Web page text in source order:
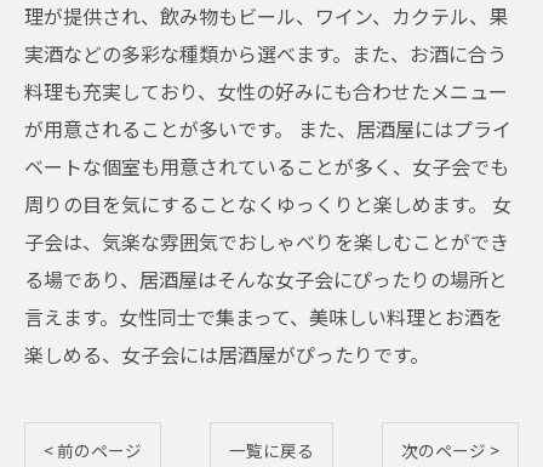
理が提供され、飲み物もビール、ワイン、カクテル、果
実酒などの多彩な種類から選べます。また、お酒に合う
料理も充実しており、女性の好みにも合わせたメニュー
が用意されることが多いです。 また、居酒屋にはプライ
ベートな個室も用意されていることが多く、女子会でも
周りの目を気にすることなくゆっくりと楽しめます。 女
子会は、気楽な雰囲気でおしゃべりを楽しむことができ
る場であり、居酒屋はそんな女子会にぴったりの場所と
言えます。女性同士で集まって、美味しい料理とお酒を
楽しめる、女子会には居酒屋がぴったりです。
< 前のページ 一覧に戻る 次のページ >